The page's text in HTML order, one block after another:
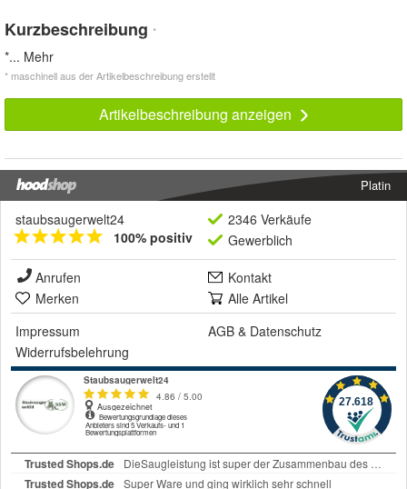
Kurzbeschreibung *
*... Mehr
* maschinell aus der Artikelbeschreibung erstellt
Artikelbeschreibung anzeigen
Platin
staubsaugerwelt24
100% positiv
2346 Verkäufe
Gewerblich
Anrufen
Kontakt
Merken
Alle Artikel
Impressum
AGB & Datenschutz
Widerrufsbelehrung